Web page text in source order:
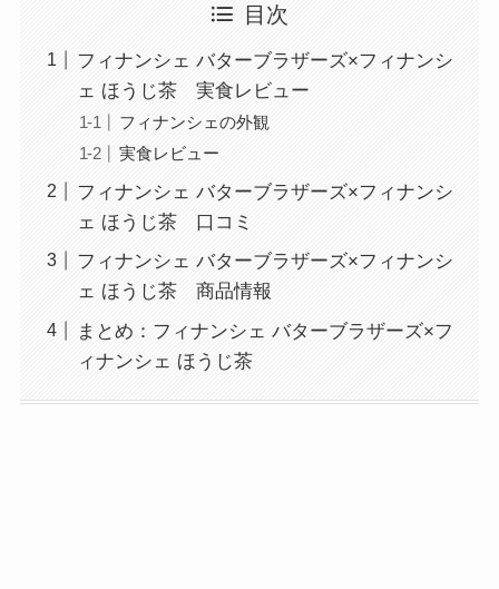
目次
フィナンシェ バターブラザーズ×フィナンシ
ェ ほうじ茶 実食レビュー
フィナンシェの外観
実食レビュー
フィナンシェ バターブラザーズ×フィナンシ
ェ ほうじ茶 口コミ
フィナンシェ バターブラザーズ×フィナンシ
ェ ほうじ茶 商品情報
まとめ：フィナンシェ バターブラザーズ×フ
ィナンシェ ほうじ茶